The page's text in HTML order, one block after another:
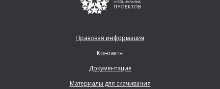
Правовая информация
Контакты
Документация
Материалы для скачивания